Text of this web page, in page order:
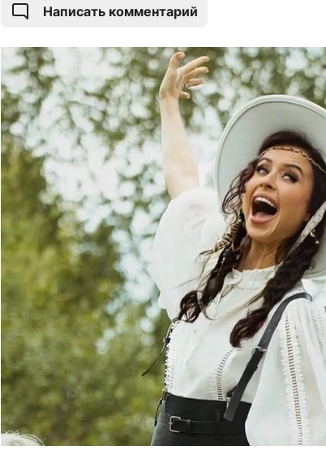
Написать комментарий